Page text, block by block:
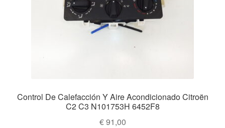
Control De Calefacción Y Aire Acondicionado Citroën
C2 C3 N101753H 6452F8
€91,00